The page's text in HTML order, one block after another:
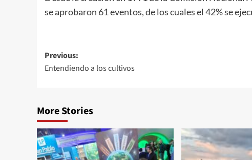
se aprobaron 61 eventos, de los cuales el 42% se
Post
navigation
Previous:
Entendiendo a los cultivos
More Stories